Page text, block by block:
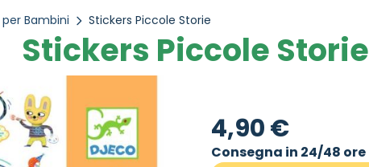
Bambini Stickers Piccole Storie
Stickers Piccole Storie
4,90 €
Consegna in 24/48 ore